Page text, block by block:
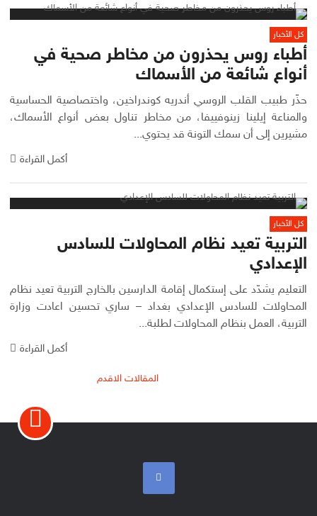
كل الأخبار
أطباء روس يحذرون من مخاطر صحية في
أنواع شائعة من الأسماك
حذّر طبيب القلب الروسي أندريه كوندراخين، واختصاصية الحساسية
والمناعة إيلينا زينوفييفا، من مخاطر تناول بعض أنواع الأسماك،
مشيرين إلى أن سمك التونة قد يحتوي...
أكمل القراءة
كل الأخبار
التربية تعيد نظام المحاولات للسادس
الإعدادي
التعليم يشدّد على إستكمال إقامة الدارسين بالخارج التربية تعيد نظام
المحاولات للسادس الإعدادي بغداد – ساري تحسين اعادت وزارة
التربية، العمل بنظام المحاولات لطلبة...
أكمل القراءة
المقالات الاقدم